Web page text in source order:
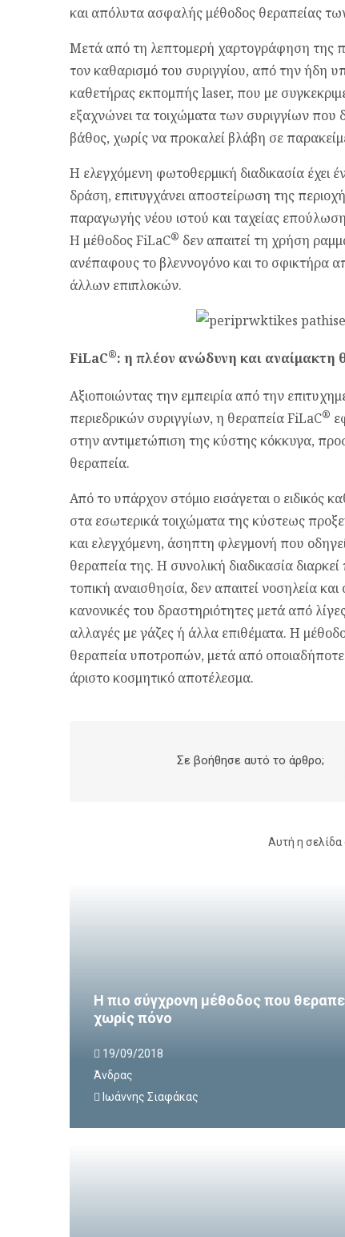
και απόλυτα ασφαλής μέθοδος θεραπείας
Μετά από τη λεπτομερή χαρτογράφηση της
τον καθαρισμό του συριγγίου, από την ήδη
καθετήρας εκπομπής laser, που με
εξαχνώνει τα τοιχώματα των συριγγίων που
βάθος, χωρίς να προκαλεί βλάβη σε
Η ελεγχόμενη φωτοθερμική διαδικασία έχει
δράση, επιτυγχάνει αποστείρωση της
παραγωγής νέου ιστού και ταχείας
Η μέθοδος FiLaC® δεν απαιτεί τη χρήση
ανέπαφους το βλεννογόνο και το σφικτήρα
άλλων επιπλοκών.
FiLaC®: η πλέον ανώδυνη και αναίμακτη
Αξιοποιώντας την εμπειρία από την
περιεδρικών συριγγίων, η θεραπεία FiLaC®
στην αντιμετώπιση της κύστης κόκκυγα,
θεραπεία.
Από το υπάρχον στόμιο εισάγεται ο ειδικός
στα εσωτερικά τοιχώματα της κύστεως
και ελεγχόμενη, άσηπτη φλεγμονή που
θεραπεία της. Η συνολική διαδικασία
τοπική αναισθησία, δεν απαιτεί νοσηλεία
κανονικές του δραστηριότητες μετά από
αλλαγές με γάζες ή άλλα επιθέματα. Η
θεραπεία υποτροπών, μετά από
άριστο κοσμητικό αποτέλεσμα.
Σε βοήθησε αυτό το άρθρο;
Αυτή η σελίδα
Η πιο σύγχρονη μέθοδος που
χωρίς πόνο
19/09/2018
Άνδρας
Ιωάννης Σιαφάκας